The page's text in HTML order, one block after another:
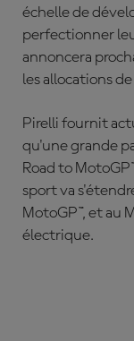
échelle de
perfectionner
annoncera
les allocations
Pirelli fournit
qu'une grande
Road to
sport va
MotoGP™, et au
électrique.